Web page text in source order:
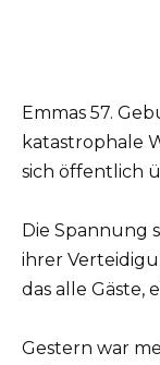
Emmas 57.
katastrophale
sich öffentlich
Die Spannung
ihrer
das alle Gäste,
Gestern war